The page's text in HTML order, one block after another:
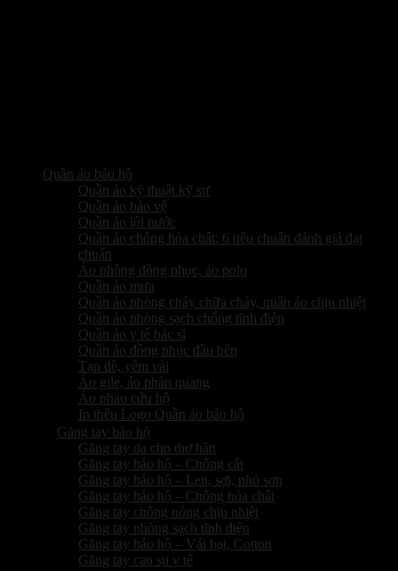
Quần áo bảo hộ
Quần áo kỹ thuật kỹ sư
Quần áo bảo vệ
Quần áo lội nước
Quần áo chống hóa chất: 6 tiêu chuẩn đánh giá đạt
chuẩn
Áo phông đồng phục, áo polo
Quần áo mưa
Quần áo phòng cháy chữa cháy, quần áo chịu nhiệt
Quần áo phòng sạch chống tĩnh điện
Quần áo y tế bác sĩ
Quần áo đồng phục đầu bếp
Tạp dề, yếm vải
Áo gile, áo phản quang
Áo phao cứu hộ
In thêu Logo Quần áo bảo hộ
Găng tay bảo hộ
Găng tay da cho thợ hàn
Găng tay bảo hộ – Chống cắt
Găng tay bảo hộ – Len, sợi, phủ sơn
Găng tay bảo hộ – Chống hóa chất
Găng tay chống nóng chịu nhiệt
Găng tay phòng sạch tĩnh điện
Găng tay bảo hộ – Vải bạt, Cotton
Găng tay cao su y tế